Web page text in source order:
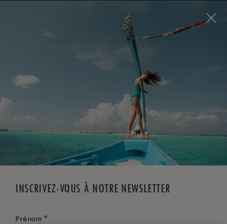
to enhance your experience
and make your visit easier and more comfortable.
RÉSERVEZ MAINTENANT
ANNULATION GRATUITE
INSCRIVEZ-VOUS À NOTRE NEWSLETTER
Prénom*